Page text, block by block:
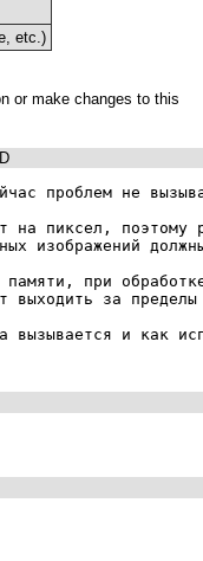
etc.)
проблем не
пиксел, поэтому
изображений
при
выходить за
вызывается и как